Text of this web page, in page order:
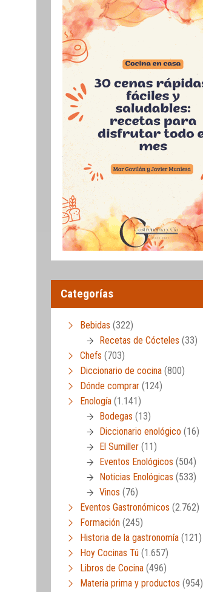
Categorías
Bebidas (322)
Recetas de Cócteles (33)
Chefs (703)
Diccionario de cocina (800)
Dónde comprar (124)
Enología (1.141)
Bodegas (13)
Diccionario enológico (16)
El Sumiller (11)
Eventos Enológicos (504)
Noticias Enológicas (533)
Vinos (76)
Eventos Gastronómicos (2.762)
Formación (245)
Historia de la gastronomía (121)
Hoy Cocinas Tú (1.657)
Libros de Cocina (496)
Materia prima y productos (954)